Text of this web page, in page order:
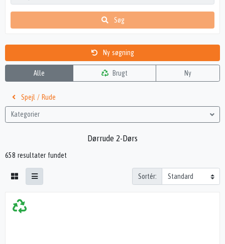
Søg
Ny søgning
Alle Brugt Ny
Spejl / Rude
Kategorier
Dørrude 2-Dørs
658 resultater fundet
Sortér: